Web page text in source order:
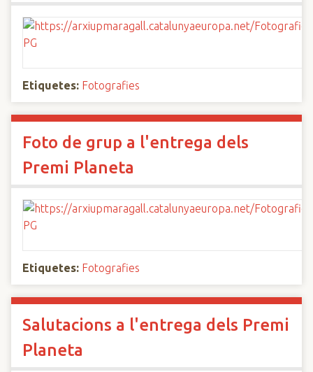
Etiquetes: Fotografies
Foto de grup a l'entrega dels
Premi Planeta
Etiquetes: Fotografies
Salutacions a l'entrega dels Premi
Planeta